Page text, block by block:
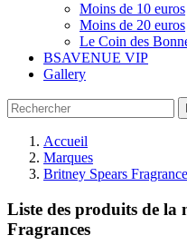
Moins de 10 euros
Moins de 20 euros
Le Coin des
BSAVENUE VIP
Gallery
Accueil
Marques
Britney Spears
Liste des produits de la
Fragrances